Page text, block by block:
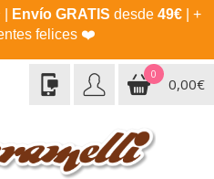
Envío GRATIS desde 49€| +
felices ❤️
0
0,00€